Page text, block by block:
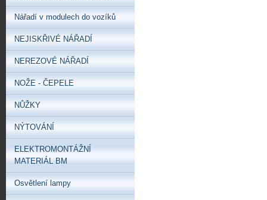
Nářadí v modulech do vozíků
NEJISKŘIVÉ NÁŘADÍ
NEREZOVÉ NÁŘADÍ
NOŽE - ČEPELE
NŮŽKY
NÝTOVÁNÍ
ELEKTROMONTÁŽNÍ
MATERIÁL BM
Osvětlení lampy